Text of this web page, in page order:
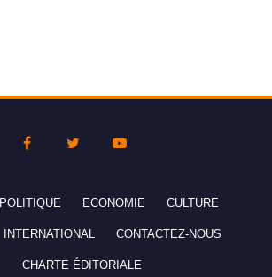
POLITIQUE ECONOMIE CULTURE
INTERNATIONAL CONTACTEZ-NOUS
CHARTE ÉDITORIALE